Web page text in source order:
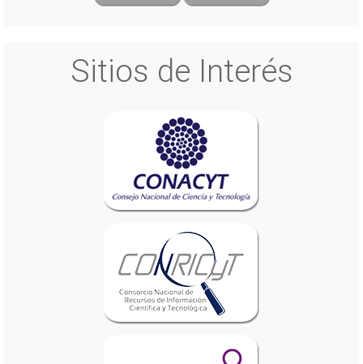
Sitios de Interés